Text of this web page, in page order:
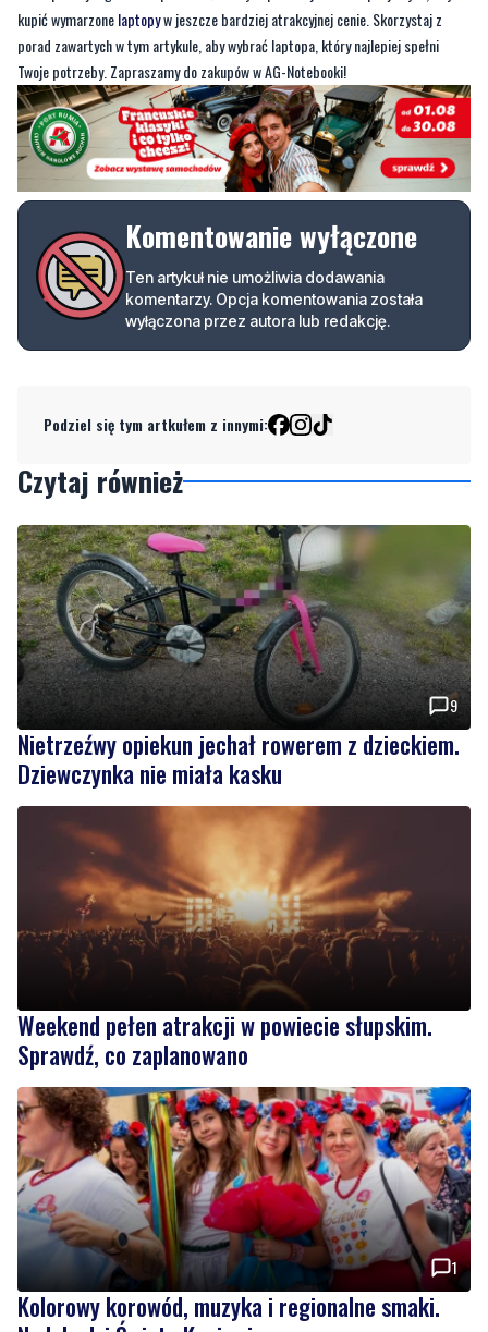
kupić wymarzonelaptopyw jeszcze bardziej atrakcyjnej cenie. Skorzystaj z
porad zawartych w tym artykule, aby wybrać laptopa, który najlepiej spełni
Twoje potrzeby. Zapraszamy do zakupów w AG-Notebooki!
Komentowanie wyłączone
Ten artykuł nie umożliwia dodawania
komentarzy. Opcja komentowania została
wyłączona przez autora lub redakcję.
Podziel się tym artkułem z innymi:
Czytaj również
9
Nietrzeźwy opiekun jechał rowerem z dzieckiem.
Dziewczynka nie miała kasku
Weekend pełen atrakcji w powiecie słupskim.
Sprawdź, co zaplanowano
1
Kolorowy korowód, muzyka i regionalne smaki.